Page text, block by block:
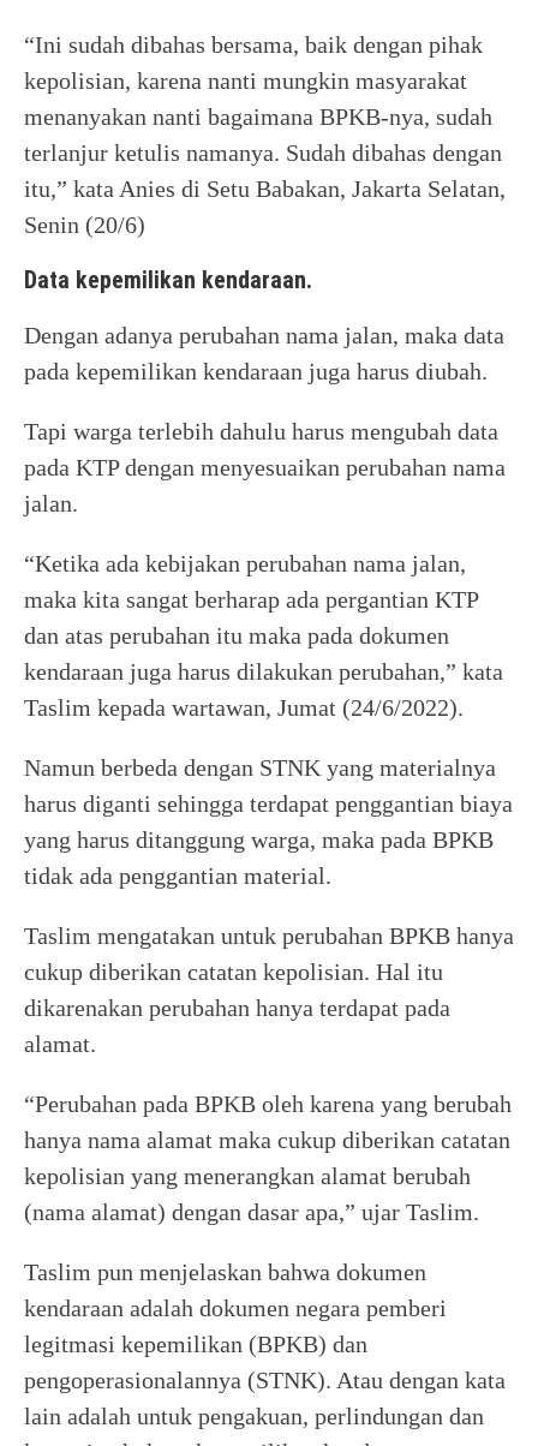
“Ini sudah dibahas bersama, baik dengan pihak
kepolisian, karena nanti mungkin masyarakat
menanyakan nanti bagaimana BPKB-nya, sudah
terlanjur ketulis namanya. Sudah dibahas dengan
itu,” kata Anies di Setu Babakan, Jakarta Selatan,
Senin (20/6)
Data kepemilikan kendaraan.
Dengan adanya perubahan nama jalan, maka data
pada kepemilikan kendaraan juga harus diubah.
Tapi warga terlebih dahulu harus mengubah data
pada KTP dengan menyesuaikan perubahan nama
jalan.
“Ketika ada kebijakan perubahan nama jalan,
maka kita sangat berharap ada pergantian KTP
dan atas perubahan itu maka pada dokumen
kendaraan juga harus dilakukan perubahan,” kata
Taslim kepada wartawan, Jumat (24/6/2022).
Namun berbeda dengan STNK yang materialnya
harus diganti sehingga terdapat penggantian biaya
yang harus ditanggung warga, maka pada BPKB
tidak ada penggantian material.
Taslim mengatakan untuk perubahan BPKB hanya
cukup diberikan catatan kepolisian. Hal itu
dikarenakan perubahan hanya terdapat pada
alamat.
“Perubahan pada BPKB oleh karena yang berubah
hanya nama alamat maka cukup diberikan catatan
kepolisian yang menerangkan alamat berubah
(nama alamat) dengan dasar apa,” ujar Taslim.
Taslim pun menjelaskan bahwa dokumen
kendaraan adalah dokumen negara pemberi
legitmasi kepemilikan (BPKB) dan
pengoperasionalannya (STNK). Atau dengan kata
lain adalah untuk pengakuan, perlindungan dan